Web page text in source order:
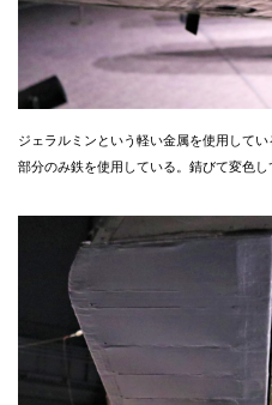
ジェラルミンという軽い金属を使用して
部分のみ鉄を使用している。錆びて変色し